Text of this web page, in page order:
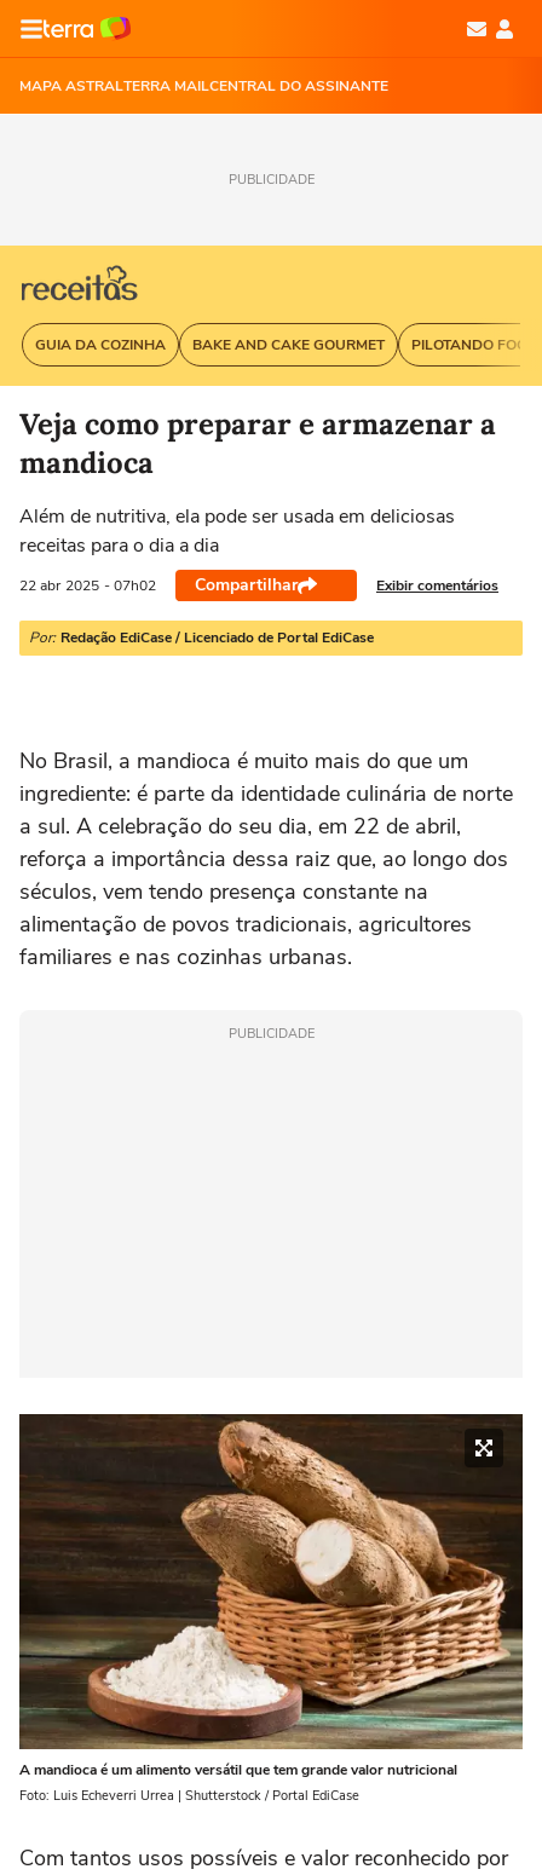
MAPA ASTRALTERRA MAILCENTRAL DO ASSINANTE
PUBLICIDADE
GUIA DA COZINHA BAKE AND CAKE GOURMET PILOTANDO
Veja como preparar e armazenar a
mandioca
Além de nutritiva, ela pode ser usada em deliciosas
receitas para o dia a dia
22 abr 2025 - 07h02 Compartilhar Exibir comentários
Por: Redação EdiCase / Licenciado de Portal EdiCase
No Brasil, a mandioca é muito mais do que um
ingrediente: é parte da identidade culinária de norte
a sul. A celebração do seu dia, em 22 de abril,
reforça a importância dessa raiz que, ao longo dos
séculos, vem tendo presença constante na
alimentação de povos tradicionais, agricultores
familiares e nas cozinhas urbanas.
PUBLICIDADE
A mandioca é um alimento versátil que tem grande valor nutricional
Foto: Luis Echeverri Urrea | Shutterstock / Portal EdiCase
Com tantos usos possíveis e valor reconhecido por